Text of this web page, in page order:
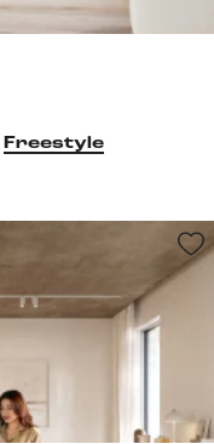
Freestyle